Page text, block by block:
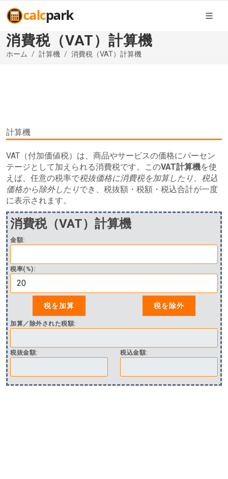
消費税（VAT）計算機
ホーム 計算機 消費税（VAT）計算機
計算機
VAT（付加価値税）は、商品やサービスの価格にパーセン
テージとして加えられる消費税です。このVAT計算機を使
えば、任意の税率で税抜価格に消費税を加算したり、税込
価格から除外したりでき、税抜額・税額・税込合計が一度
に表示されます。
消費税（VAT）計算機
金額:
税率(%):
加算／除外された税額:
税抜金額: 税込金額: